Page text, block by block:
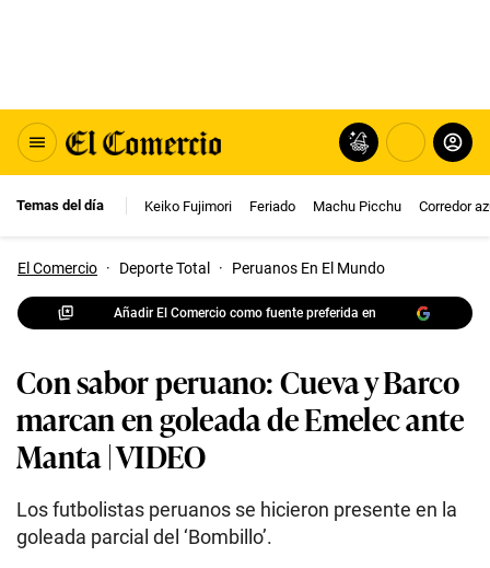
Temas del día Keiko Fujimori Feriado Machu Picchu Corredor
El Comercio · Deporte Total · Peruanos En El Mundo
Añadir El Comercio como fuente preferida en
Con sabor peruano: Cueva y Barco
marcan en goleada de Emelec ante
Manta | VIDEO
Los futbolistas peruanos se hicieron presente en la
goleada parcial del ‘Bombillo’.